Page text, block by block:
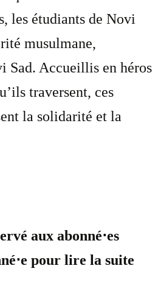
les étudiants de Novi
musulmane,
Sad. Accueillis en héros
traversent, ces
la solidarité et la
aux abonné⋅es
pour lire la suite